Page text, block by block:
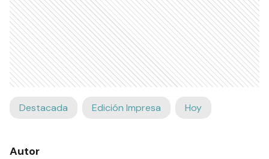
Destacada Edición Impresa Hoy
Autor